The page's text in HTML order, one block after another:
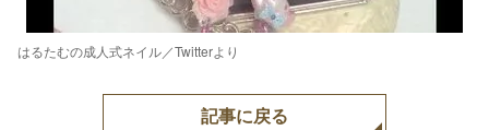
はるたむの成人式ネイル／Twitterより
記事に戻る